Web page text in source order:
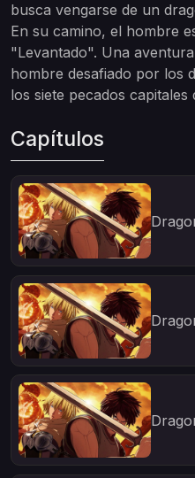
busca vengarse de un
En su camino, el hombre
"Levantado". Una
hombre desafiado por los
los siete pecados capitales
Capítulos